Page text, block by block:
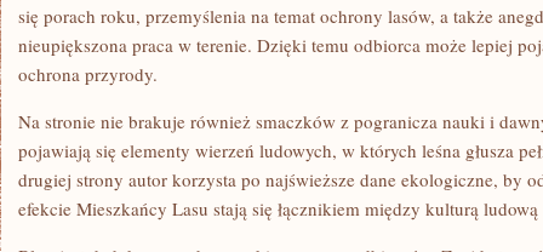
się porach roku, przemyślenia na temat ochrony lasów, a także
nieupiększona praca w terenie. Dzięki temu odbiorca może lepiej
ochrona przyrody.
Na stronie nie brakuje również smaczków z pogranicza nauki i
pojawiają się elementy wierzeń ludowych, w których leśna głusza
drugiej strony autor korzysta po najświeższe dane ekologiczne, by
efekcie Mieszkańcy Lasu stają się łącznikiem między kulturą ludową